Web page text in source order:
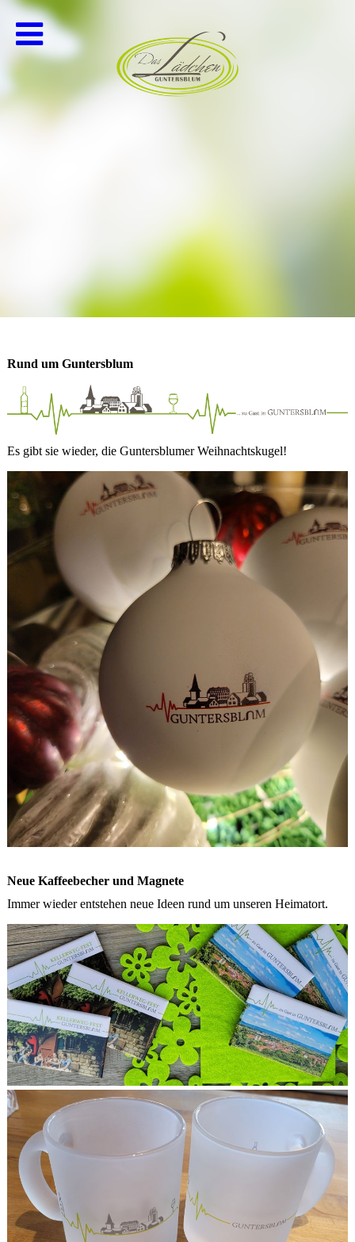
Rund um Guntersblum
Es gibt sie wieder, die Guntersblumer Weihnachtskugel!
Neue Kaffeebecher und Magnete
Immer wieder entstehen neue Ideen rund um unseren Heimatort.